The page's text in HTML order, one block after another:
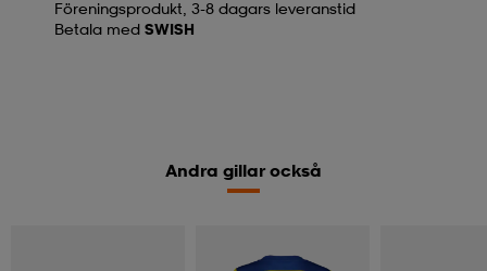
Föreningsprodukt, 3-8 dagars leveranstid
Betala med SWISH
Andra gillar också